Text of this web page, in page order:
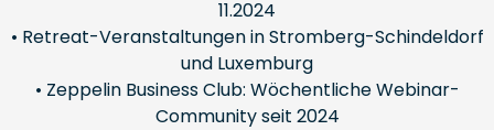
11.2024
• Retreat-Veranstaltungen in Stromberg-Schindeldorf
und Luxemburg
• Zeppelin Business Club: Wöchentliche Webinar-
Community seit 2024